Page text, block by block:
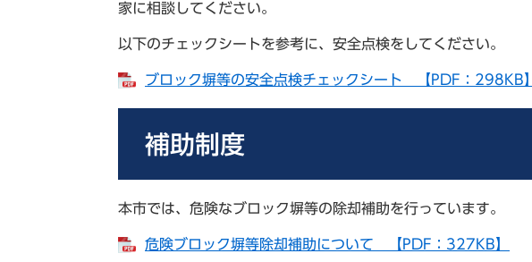
家に相談してください。
以下のチェックシートを参考に、安全点検をしてください。
ブロック塀等の安全点検チェックシート 【PDF：298KB】
補助制度
本市では、危険なブロック塀等の除却補助を行っています。
危険ブロック塀等除却補助について 【PDF：327KB】